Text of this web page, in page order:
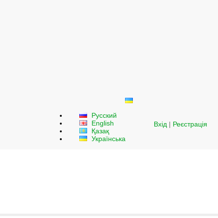
Русский
English
Қазақ
Українська
Вхід | Реєстрація